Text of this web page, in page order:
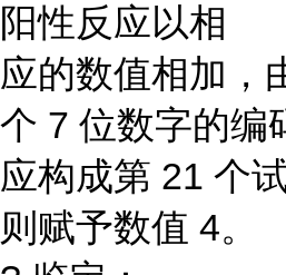
阳性反应以相
应的数值相加，
个 7 位数字的编
应构成第 21 个
则赋予数值 4。